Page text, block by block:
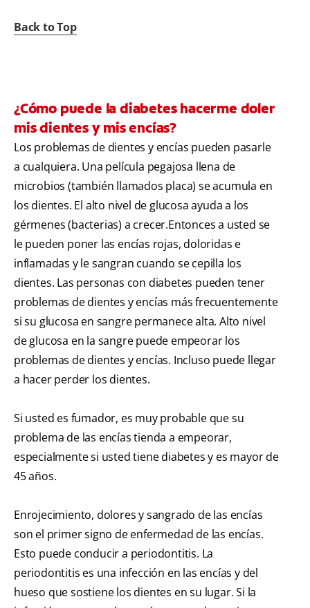
Back to Top
¿Cómo puede la diabetes hacerme doler
mis dientes y mis encías?
Los problemas de dientes y encías pueden pasarle
a cualquiera. Una película pegajosa llena de
microbios (también llamados placa) se acumula en
los dientes. El alto nivel de glucosa ayuda a los
gérmenes (bacterias) a crecer.Entonces a usted se
le pueden poner las encías rojas, doloridas e
inflamadas y le sangran cuando se cepilla los
dientes. Las personas con diabetes pueden tener
problemas de dientes y encías más frecuentemente
si su glucosa en sangre permanece alta. Alto nivel
de glucosa en la sangre puede empeorar los
problemas de dientes y encías. Incluso puede llegar
a hacer perder los dientes.
Si usted es fumador, es muy probable que su
problema de las encías tienda a empeorar,
especialmente si usted tiene diabetes y es mayor de
45 años.
Enrojecimiento, dolores y sangrado de las encías
son el primer signo de enfermedad de las encías.
Esto puede conducir a periodontitis. La
periodontitis es una infección en las encías y del
hueso que sostiene los dientes en su lugar. Si la